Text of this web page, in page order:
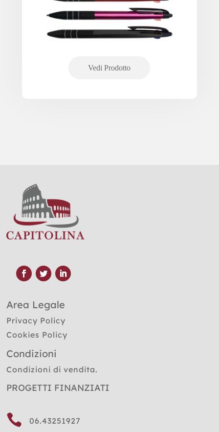
Area Legale
Privacy Policy
Cookies Policy
Condizioni
Condizioni di vendita.
PROGETTI FINANZIATI
 06.43251927